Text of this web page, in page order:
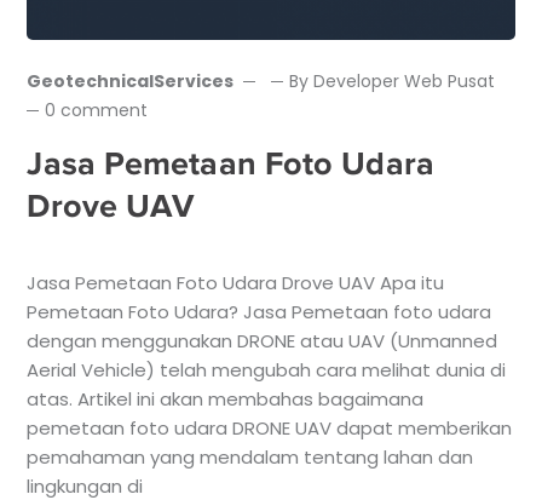
GeotechnicalServices ByDeveloper Web Pusat
0 comment
Jasa Pemetaan Foto Udara
Drove UAV
Jasa Pemetaan Foto Udara Drove UAV Apa itu
Pemetaan Foto Udara? Jasa Pemetaan foto udara
dengan menggunakan DRONE atau UAV (Unmanned
Aerial Vehicle) telah mengubah cara melihat dunia di
atas. Artikel ini akan membahas bagaimana
pemetaan foto udara DRONE UAV dapat memberikan
pemahaman yang mendalam tentang lahan dan
lingkungan di